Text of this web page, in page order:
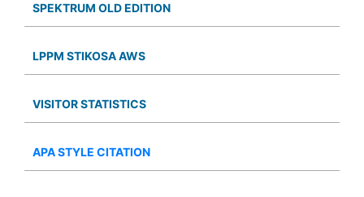
SPEKTRUM OLD EDITION
LPPM STIKOSA AWS
VISITOR STATISTICS
APA STYLE CITATION